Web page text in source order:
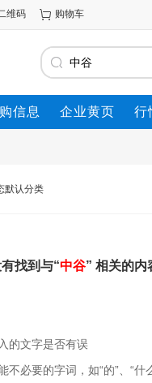
维码 购物车
信息 企业黄页 行
默认分类
找到与“中谷” 相关的内
的文字是否有误
不必要的字词，如“的”、“什